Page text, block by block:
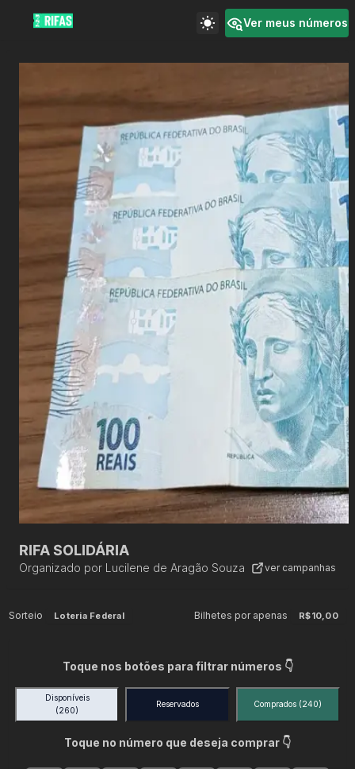
Ver meus números
RIFA SOLIDÁRIA
Organizado por Lucilene de Aragão Souza ver campanhas
Sorteio Loteria Federal Bilhetes por apenas R$10,00
Toque nos botões para filtrar números 👇
Disponíveis
(260)
Reservados Comprados (240)
Toque no número que deseja comprar 👇